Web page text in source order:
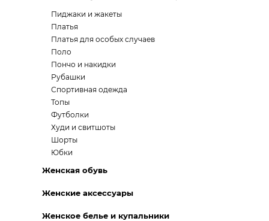
Пиджаки и жакеты
Платья
Платья для особых случаев
Поло
Пончо и накидки
Рубашки
Спортивная одежда
Топы
Футболки
Худи и свитшоты
Шорты
Юбки
Женская обувь
Женские аксессуары
Женское белье и купальники